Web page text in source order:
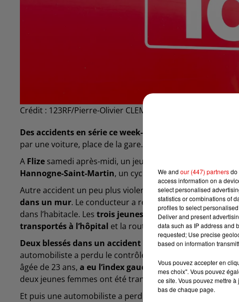
Crédit : 123RF/Pierre-Olivier CLEMENT-MANTION
Des accidents en série ce week-end dans les Ardennes
par une voiture, place de la gare. Le cycliste, blessé
A Flize samedi après-midi, un jeune motard de 17 ans a
Hannogne-Saint-Martin, un cycliste a glissé sur une
Autre accident un peu plus violent, samedi après-midià
dans un mur. Le conducteur a réussi à sortir de lui-
dans l’habitacle. Les trois jeunes ont finalement été pris
transportés à l’hôpital et la route a dû être coupée le
Deux blessés dans un accident également à Mouzon.
automobiliste a perdu le contrôle de sa voiture a fini sa
âgée de 23 ans, a eu l’index gauche sectionnédans le
deux jeunes femmes ont été transportées à l’hôpital.
Et puis une automobiliste a perdu le contrôle de sa
We and our (447) partnersdo
access information on a
select personalised
statistics or combinations of
profiles to select
Deliver and present
data such as IP address and
requested; Use precise
based on information
Vous pouvez accepter en
mes choix". Vous pouvez
ce site. Vous pouvez mettre
bas de chaque page.